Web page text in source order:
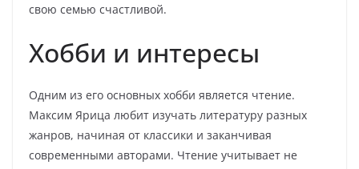
свою семью счастливой.
Хобби и интересы
Одним из его основных хобби является чтение.
Максим Ярица любит изучать литературу разных
жанров, начиная от классики и заканчивая
современными авторами. Чтение учитывает не